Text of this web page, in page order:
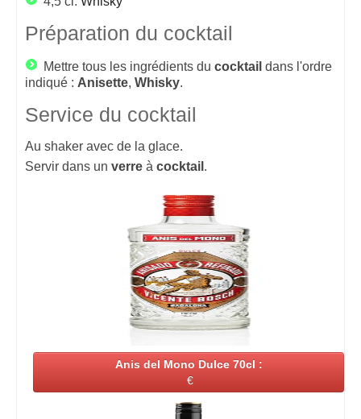
Préparation du cocktail
Mettre tous les ingrédients du cocktail dans l'ordre
indiqué : Anisette, Whisky.
Service du cocktail
Au shaker avec de la glace.
Servir dans un verre à cocktail .
Anis del Mono Dulce 70cl :
€